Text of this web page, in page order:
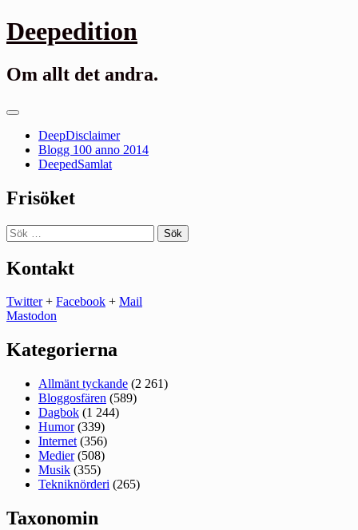
Gå
till
Deepedition
Om allt det andra.
Primär
DeepDisclaimer
Blogg 100 anno 2014
DeepedSamlat
Frisöket
Sök
efter:
Kontakt
Twitter+ Facebook + Mail
Mastodon
Kategorierna
Allmänt tyckande (2 261)
Bloggosfären (589)
Dagbok (1 244)
Humor(339)
Internet (356)
Medier(508)
Musik (355)
Tekniknörderi (265)
Taxonomin